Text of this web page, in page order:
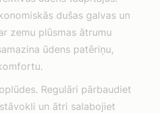
dušas galvas un
zemu plūsmas ātrumu
ūdens patēriņu,
Regulāri pārbaudiet
un ātri salabojiet